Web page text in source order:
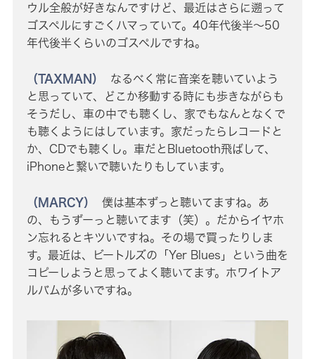
ウル全般が好きなんですけど、最近はさらに遡って
ゴスペルにすごくハマっていて。40年代後半〜50
年代後半くらいのゴスペルですね。
（TAXMAN）
なるべく常に音楽を聴いていよう
と思っていて、どこか移動する時にも歩きながらも
そうだし、車の中でも聴くし、家でもなんとなくで
も聴くようにはしています。家だったらレコードと
か、CDでも聴くし。車だとBluetooth飛ばして、
iPhoneと繋いで聴いたりもしています。
（MARCY）
僕は基本ずっと聴いてますね。あ
の、もうずーっと聴いてます（笑）。だからイヤホ
ン忘れるとキツいですね。その場で買ったりしま
す。最近は、ビートルズの「Yer Blues」という曲を
コピーしようと思ってよく聴いてます。ホワイトア
ルバムが多いですね。